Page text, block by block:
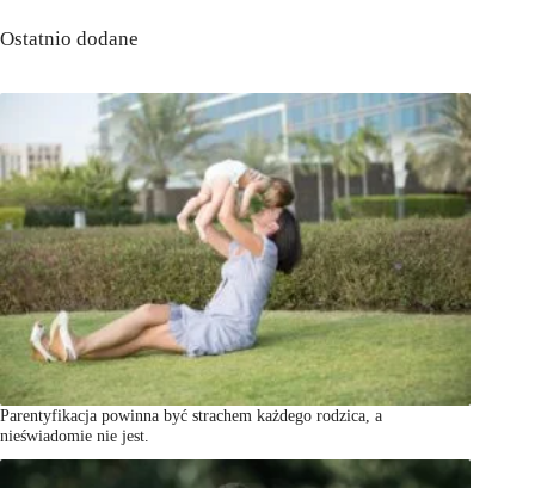
Ostatnio dodane
Parentyfikacja powinna być strachem każdego rodzica, a
nieświadomie nie jest.